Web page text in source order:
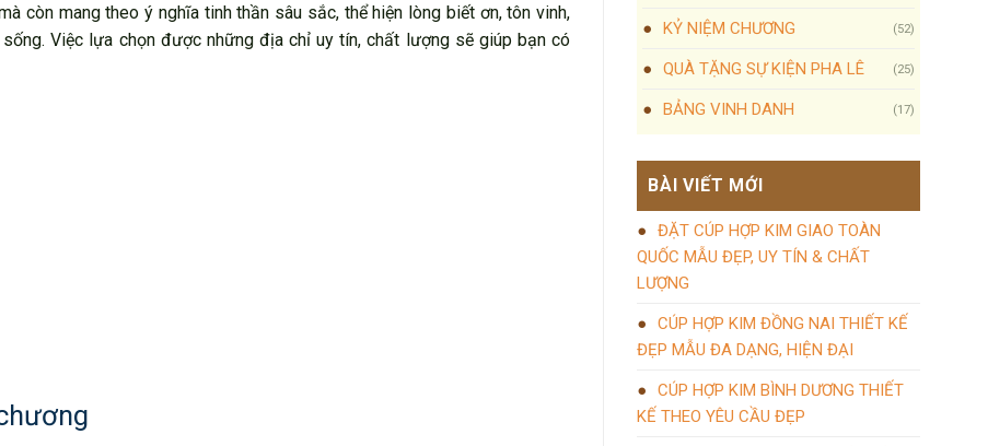
còn mang theo ý nghĩa tinh thần sâu sắc, thể hiện lòng biết ơn, tôn vinh,
Việc lựa chọn được những địa chỉ uy tín, chất lượng sẽ giúp bạn có
KỶ NIỆM CHƯƠNG (52)
QUÀ TẶNG SỰ KIỆN PHA LÊ (25)
BẢNG VINH DANH (17)
BÀI VIẾT MỚI
ĐẶT CÚP HỢP KIM GIAO TOÀN
QUỐC MẪU ĐẸP, UY TÍN & CHẤT
LƯỢNG
CÚP HỢP KIM ĐỒNG NAI THIẾT KẾ
ĐẸP MẪU ĐA DẠNG, HIỆN ĐẠI
CÚP HỢP KIM BÌNH DƯƠNG THIẾT
KẾ THEO YÊU CẦU ĐẸP